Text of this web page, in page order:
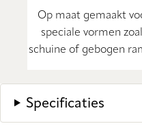
Op maat gemaakt
speciale vormen
schuine of gebogen
Specificaties